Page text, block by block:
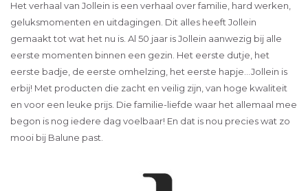
Het verhaal van Jollein is een verhaal over familie, hard werken,
geluksmomenten en uitdagingen. Dit alles heeft Jollein
gemaakt tot wat het nu is. Al 50 jaar is Jollein aanwezig bij alle
eerste momenten binnen een gezin. Het eerste dutje, het
eerste badje, de eerste omhelzing, het eerste hapje…Jollein is
erbij! Met producten die zacht en veilig zijn, van hoge kwaliteit
en voor een leuke prijs. Die familie-liefde waar het allemaal mee
begon is nog iedere dag voelbaar! En dat is nou precies wat zo
mooi bij Balune past.